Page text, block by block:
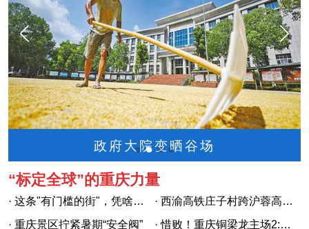
政府大院变晒谷场
“标定全球”的重庆力量
· 这条"有门槛的街"，凭啥留住年轻人？
· 西渝高铁庄子村跨沪蓉高速特大桥顺利合龙
· 重庆景区拧紧暑期“安全阀”
· 惜败！重庆铜梁龙主场2:3不敌上海海港